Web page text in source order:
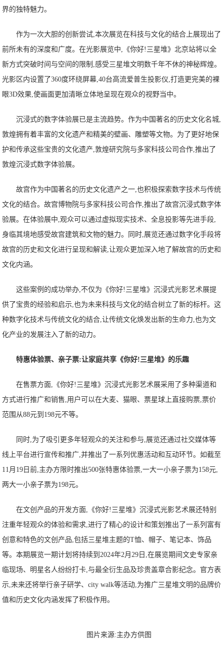
界的独特魅力。
作为一次大胆的创新尝试,本次展览在科技与文化的结合上展现出了
前所未有的深度和广度。在光影展览中,《你好!三星堆》北京站将以全
新方式突破时间与空间的限制,感受三星堆文明数千年不休的神秘辉煌。
光影区内设置了360度环绕屏幕,40台高流爱普生投影仪,打造更完美的裸
眼3D效果,使画面更加清晰立体地呈现在观众的视野当中。
沉浸式的数字体验展已是主流趋势。作为中国著名的历史文化名城,
敦煌拥有着丰富的文化遗产和精美的壁画、雕塑等文物。为了更好地保
护和传承这些宝贵的文化遗产,敦煌研究院与多家科技公司合作,推出了
敦煌沉浸式数字体验展。
故宫作为中国著名的历史文化遗产之一,也积极探索数字技术与传统
文化的结合。故宫博物院与多家科技公司合作,推出了故宫沉浸式数字体
验展。在体验展中,观众可以通过虚拟现实技术、全息投影等先进手段,
身临其境地感受故宫建筑和文物的魅力。同时,展览还通过数字化手段将
故宫的历史和文化进行呈现和解读,让观众更加深入地了解故宫的历史和
文化内涵。
这些案例的成功举办,不仅为《你好!三星堆》沉浸式光影艺术展提
供了宝贵的经验和启示,也为未来科技与文化的结合树立了新的标杆。这
种数字化技术与传统文化的结合,让传统文化焕发出新的生命力,也为文
化产业的发展注入了新的动力。
特惠体验票、亲子票:让家庭共享《你好!三星堆》的乐趣
在售票方面,《你好!三星堆》沉浸式光影艺术展采用了多种渠道和
方式进行推广和销售,用户可以在大麦、猫眼、票星球上直接购票,票价
范围从88元到198元不等。
同时,为了吸引更多年轻观众的关注和参与,展览还通过社交媒体等
线上平台进行宣传和推广,并推出了一系列优惠活动和互动环节。如截至
11月19日前,主办方限时推出500张特惠体验票,一大一小亲子票为158元,
两大一小亲子票为198元。
在文创产品的开发方面,《你好!三星堆》沉浸式光影艺术展还特别
注重年轻观众的体验和需求,进行了精心的设计和策划推出了一系列富有
创意和特色的文创产品,包括三星堆主题的T恤、帽子、笔记本、饰品
等。本期展览一期计划将持续到2024年2月29日,在展览期间文史专家亲
临现场、明星名人纷纷打卡,与最全衍生品及珍贵盖章合影纪念。官方表
示,未来还将举行亲子研学、city walk等活动,为推广三星堆文明的品牌价
值和历史文化内涵发挥了积极作用。
图片来源:主办方供图